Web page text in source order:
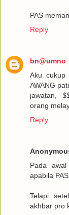
PAS
Reply
bn@umno
Aku cukup
AWANG
jawatan,
orang
Reply
Pada
apabila
Telapi
akhbar pro